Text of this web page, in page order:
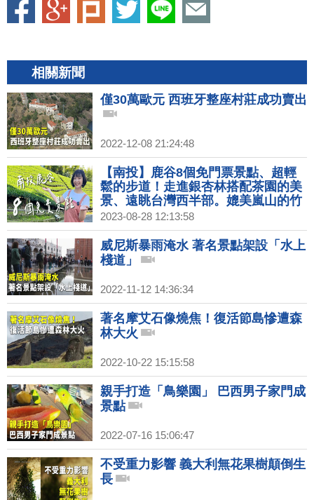
相關新聞
僅30萬歐元 西班牙整座村莊成功賣出
2022-12-08 21:24:48
【南投】鹿谷8個免門票景點、超輕
鬆的步道！走進銀杏林搭配茶園的美
景、遠眺台灣西半部。媲美嵐山的竹
林古戰場、超秘境竹林還有生態步
道！免費試吃、奉茶的豆干店～一年
四季都豐沛的德興瀑布！1000步的繽
紛台灣(446)
2023-08-28 12:13:58
威尼斯暴雨淹水 著名景點架設「水上
棧道」
2022-11-12 14:36:34
著名摩艾石像燒焦！復活節島慘遭森
林大火
2022-10-22 15:15:58
親手打造「鳥樂園」 巴西男子家門成
景點
2022-07-16 15:06:47
不受重力影響 義大利無花果樹顛倒生
長